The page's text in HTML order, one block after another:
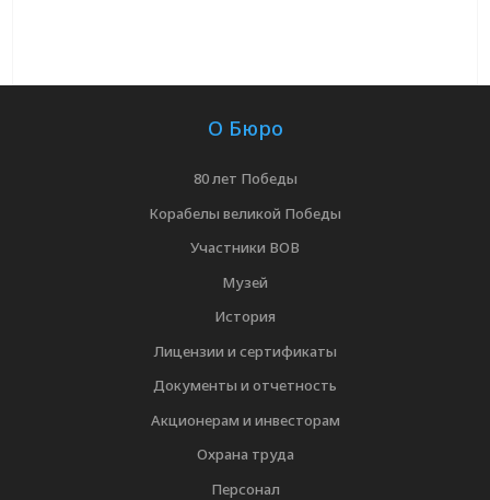
О Бюро
80 лет Победы
Корабелы великой Победы
Участники ВОВ
Музей
История
Лицензии и сертификаты
Документы и отчетность
Акционерам и инвесторам
Охрана труда
Персонал